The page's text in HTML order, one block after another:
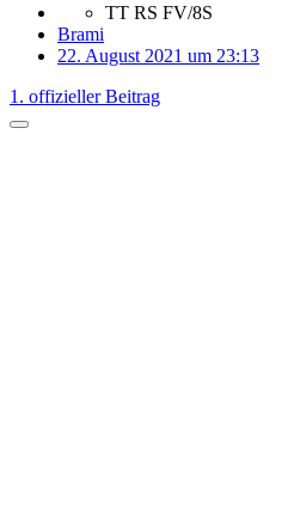
TT RS FV/8S
Brami
22. August 2021 um 23:13
1. offizieller Beitrag